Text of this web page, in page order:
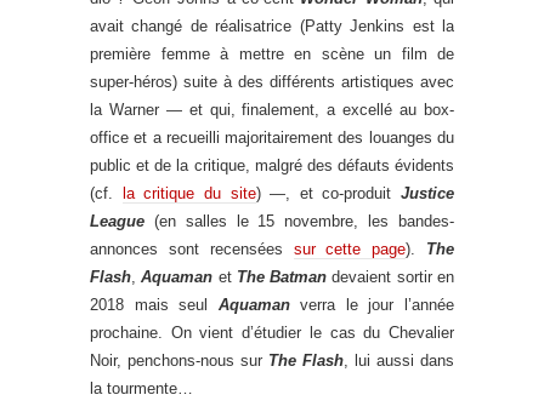
avait changé de réalisatrice (Patty Jenkins est la
première femme à mettre en scène un film de
super-héros) suite à des différents artistiques avec
la Warner — et qui, finalement, a excellé au box-
office et a recueilli majoritairement des louanges du
public et de la critique, malgré des défauts évidents
(cf.
la critique du site) —, et co-produit Justice
League (en salles le 15 novembre, les bandes-
annonces sont recensées sur cette page). The
Flash,Aquaman et The Batman devaient sortir en
2018 mais seul Aquamanverra le jour l’année
prochaine. On vient d’étudier le cas du Chevalier
Noir, penchons-nous sur The Flash, lui aussi dans
la tourmente…